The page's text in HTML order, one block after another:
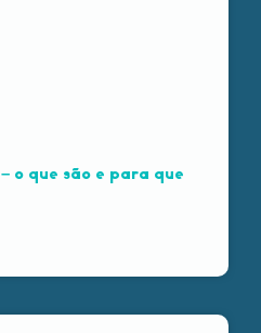
o que são e para que